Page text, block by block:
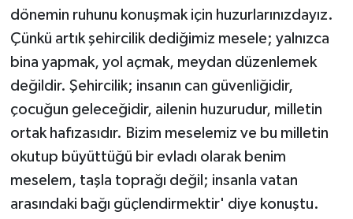
dönemin ruhunu konuşmak için huzurlarınızdayız.
Çünkü artık şehircilik dediğimiz mesele; yalnızca
bina yapmak, yol açmak, meydan düzenlemek
değildir. Şehircilik; insanın can güvenliğidir,
çocuğun geleceğidir, ailenin huzurudur, milletin
ortak hafızasıdır. Bizim meselemiz ve bu milletin
okutup büyüttüğü bir evladı olarak benim
meselem, taşla toprağı değil; insanla vatan
arasındaki bağı güçlendirmektir' diye konuştu.